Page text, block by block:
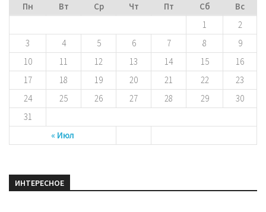
Пн
Вт Ср Чт Пт Сб Вс
« Июл
1
2
3
4 5 6 7 8
9
10
11 12 13 14 15
16
17
18 19 20 21 22
23
24
25 26 27 28 29
30
31
ИНТЕРЕСНОЕ